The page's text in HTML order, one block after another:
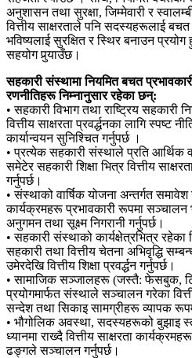
अनुशासन तथा सुरक्षा, जिम्मेवारी र
वित्तीय साक्षरताले पनि सदस्यहरूलाई
भविष्यलाई सुरक्षित र स्थिर बनाउन
सहयोग पुर्‍याउँछ।
सहकारी संस्थामा नियमित बचत
रणनीतिहरू निम्नानुसार रहेका छन्:
• सहकारी विभाग तथा राष्ट्रिय
वित्तीय साक्षरता प्रवर्द्धनका लागि स्पष्ट
कार्यान्वयन सुनिश्चित गर्नुपर्छ ।
• प्रत्येक सहकारी संस्थाले प्रति आर्थिक
समेटेर सहकारी शिक्षा भित्र वित्तीय
गर्नुपर्छ।
• संस्थाको वार्षिक योजना अन्तर्गत समावेश
कार्यक्रमहरू प्रभावकारी रूपमा सञ्चालन
अनुगमन तथा सूक्ष्म निगरानी गर्नुपर्छ।
• सहकारी संस्थाको कार्यक्षेत्रभित्र रहेका
सहकारी तथा वित्तीय चेतना अभिवृद्धि
उमेरदेखि वित्तीय शिक्षा प्रवर्द्धन गर्नुपर्छ।
• सामाजिक सञ्जालहरू (जस्तै: फेसबुक,
प्रयोगमार्फत संस्थाले सञ्चालन गरेका
सन्देश तथा सिकाइ सामग्रीहरू व्यापक
• भौगोलिक अवस्था, सदस्यहरूको बुझाइ
ध्यानमा राख्दै वित्तीय साक्षरता
ढङ्गले सञ्चालन गर्नुपर्छ।